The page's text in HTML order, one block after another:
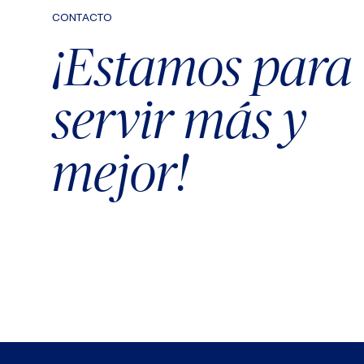
CONTACTO
¡Estamos para
servir más y
mejor!